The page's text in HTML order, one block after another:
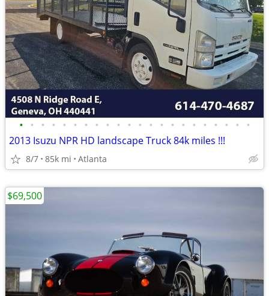
• • • • • • • • • • • • • • • • • • • • • •
2013 Isuzu NPR HD landscape Truck 84k miles !!!
8/7 85k mi Atlanta
$69,500